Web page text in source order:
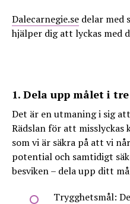
Dalecarnegie.se delar med
hjälper dig att lyckas med
1. Dela upp målet i
Det är en utmaning i sig
Rädslan för att
som vi är säkra på att vi
potential och samtidigt
besviken – dela upp ditt
Trygghetsmål: